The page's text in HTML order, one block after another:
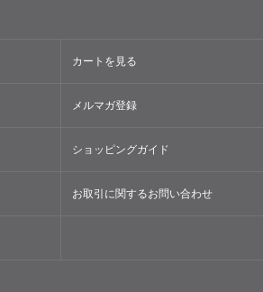
カートを見る
メルマガ登録
ショッピングガイド
お取引に関するお問い合わせ